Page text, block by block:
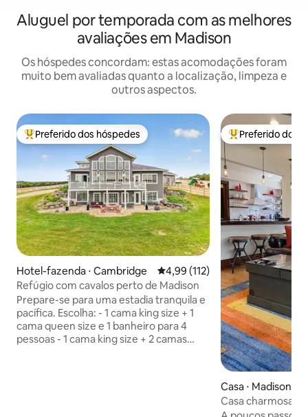
Aluguel por temporada com as melhores
avaliações em Madison
Os hóspedes concordam: estas acomodações foram
muito bem avaliadas quanto a localização, limpeza e
outros aspectos.
Entre os melhores preferidos dos hóspedes
Preferido dos hóspedes
Hotel-fazenda ⋅ Cambridge 4,99 de uma avaliação média de
4,99 (112)
Refúgio com cavalos perto de Madison
Prepare-se para uma estadia tranquila e
pacífica. Escolha: - 1 cama king size + 1
cama queen size e 1 banheiro para 4
pessoas - 1 cama king size + 2 camas
Entre os
Preferido dos
Casa ⋅ Madison
Casa charmosa
Casa inteira perto